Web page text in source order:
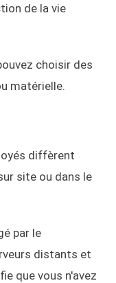
de la vie
choisir des
matérielle.
diffèrent
site ou dans le
par le
distants et
que vous n'avez